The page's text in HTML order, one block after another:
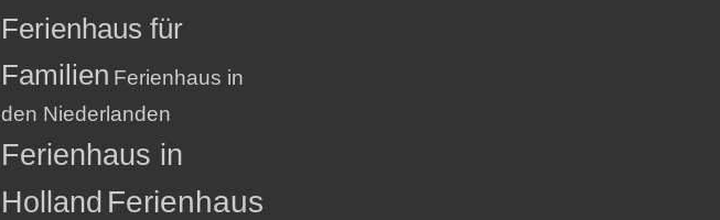
Ferienhaus für
Familien Ferienhaus in
den Niederlanden
Ferienhaus in
Holland Ferienhaus